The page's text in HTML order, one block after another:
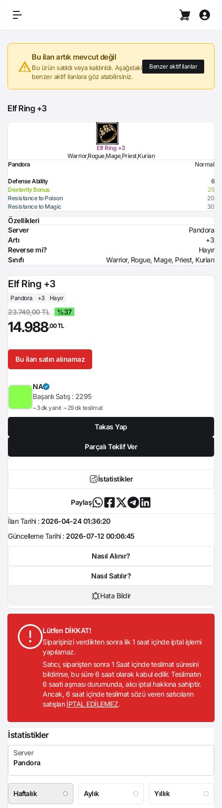
Bu ilan artık mevcut değil
Bu ürün satıldı veya kaldırıldı. Aşağıdaki
benzer aktif ilanlara göz atabilirsiniz.
Benzer aktif ilanlar
Elf Ring +3
Elf Ring +3
Warrior,Rogue,Mage,Priest,Kurian
Pandora
Normal
Defense Ability
6
Dexterity Bonus
25
Resistance to Poison
20
Resistance to Magic
30
Özellikleri
Server
Pandora
Artı
+3
Reverse mi?
Hayır
Sınıfı
Warrior, Rogue, Mage, Priest, Kurian
Elf Ring +3
Pandora +3 Hayır
23.749,00 TL %37
14.988,00 TL
Bu ilan satın alınamaz
NA
Başarılı Satış : 2295
~3 dk yanıt ~29 dk teslimat
Takas Yap
Parçalı Teklif Ver
İstatistikler
Paylaş
İlan Tarihi : 2026-04-24 01:36:20
Güncelleme Tarihi : 2026-07-12 00:06:45
Nasıl Alınır?
Nasıl Satılır?
Hata Bildir
Lütfen DİKKAT!
Siparişinizi verdikten sonra ilk 1 saat içinde iptal işlemi
yapılamaz.
Satıcı, siparişten sonra 1 Saat içinde teslimat süresini
bildirirse, bu süre 6 saat olarak kabul edilir. Teslimatın
6 saati aşması durumunda, alıcı iptal hakkına sahiptir.
Ancak, 6 saat içinde teslimat sözü veren satıcıların
satışları İPTAL EDİLEMEZ.
İstatistikler
Haftalık Aylık Yıllık